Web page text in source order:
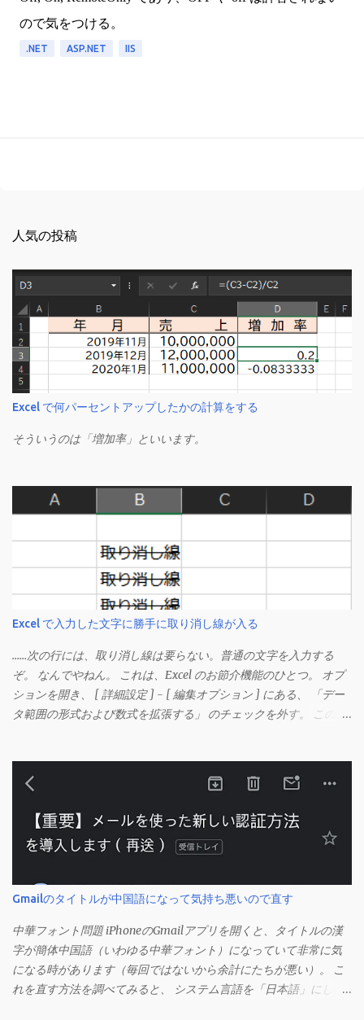
ので気をつける。
.NET ASP.NET IIS
人気の投稿
Excel で何パーセントアップしたかの計算をする
そういうのは「増加率」といいます。
Excel で入力した文字に勝手に取り消し線が入る
……次の行には、取り消し線は要らない。普通の文字を入力する
ぞ。 なんでやねん。 これは、Excel のお節介機能のひとつ。 オプ
ションを開き、 [ 詳細設定 ] - [ 編集オプション ] にある、 「デー
タ範囲の形式および数式を拡張する」 のチェックを外す。 この機
うです。 このオプションを解除して、他のセル（取り消し線の書
式がないセル）をコピーしてから、もう一度入力してみます。 今
度は大丈夫です。 Mac の場合、画面上部にあるメニューの
「Excel」をクリックして環境設定を開きます（「command + ,
（カンマ）」 でも開きます）。 「編集」を開きます。 「編集オプ
Gmailのタイトルが中国語になって気持ち悪いので直す
中華フォント問題 iPhoneのGmailアプリを開くと、タイトルの漢
字が簡体中国語（いわゆる中華フォント）になっていて非常に気
になる時があります（毎回ではないから余計にたちが悪い）。 こ
れを直す方法を調べてみると、 システム言語を「日本語」にしろ